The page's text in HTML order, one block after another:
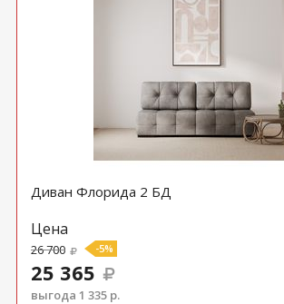
Диван Флорида 2 БД
Цена
26 700 -5%
25 365
выгода 1 335 р.